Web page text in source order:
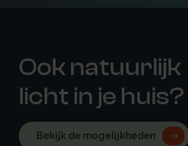
Ook natuurlijk
licht in je huis?
Bekijk de mogelijkheden